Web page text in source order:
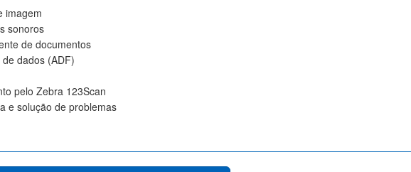
imagem
sonoros
de documentos
dados (ADF)
pelo Zebra 123Scan
e solução de problemas